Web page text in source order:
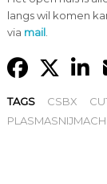
langs wil komen
via mail.
TAGS CSBX